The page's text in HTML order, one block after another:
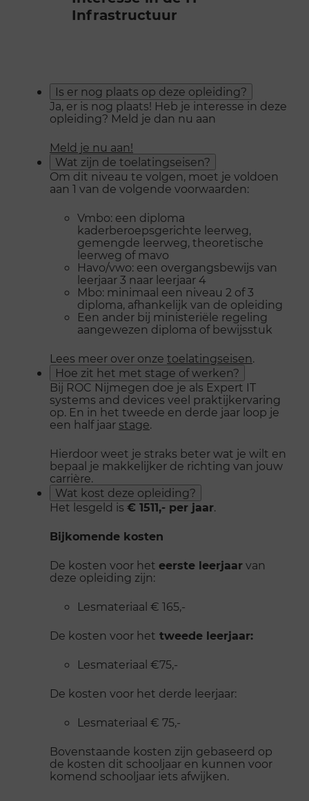
Infrastructuur
Is er nog plaats op deze opleiding?
Ja, er is nog plaats! Heb je interesse in deze
opleiding? Meld je dan nu aan
Meld je nu aan!
Wat zijn de toelatingseisen?
Om dit niveau te volgen, moet je voldoen
aan 1 van de volgende voorwaarden:
Vmbo: een diploma
kaderberoepsgerichte leerweg,
gemengde leerweg, theoretische
leerweg of mavo
Havo/vwo: een overgangsbewijs van
leerjaar 3 naar leerjaar 4
Mbo: minimaal een niveau 2 of 3
diploma, afhankelijk van de opleiding
Een ander bij ministeriële regeling
aangewezen diploma of bewijsstuk
Lees meer over onze toelatingseisen.
Hoe zit het met stage of werken?
Bij ROC Nijmegen doe je als Expert IT
systems and devices veel praktijkervaring
op. En in het tweede en derde jaar loop je
een half jaar stage.
Hierdoor weet je straks beter wat je wilt en
bepaal je makkelijker de richting van jouw
carrière.
Wat kost deze opleiding?
Het lesgeld is € 1511,- per jaar.
Bijkomende kosten
De kosten voor het eerste leerjaarvan
deze opleiding zijn:
Lesmateriaal € 165,-
De kosten voor het tweede leerjaar:
Lesmateriaal €75,-
De kosten voor het derde leerjaar:
Lesmateriaal € 75,-
Bovenstaande kosten zijn gebaseerd op
de kosten dit schooljaar en kunnen voor
komend schooljaar iets afwijken.